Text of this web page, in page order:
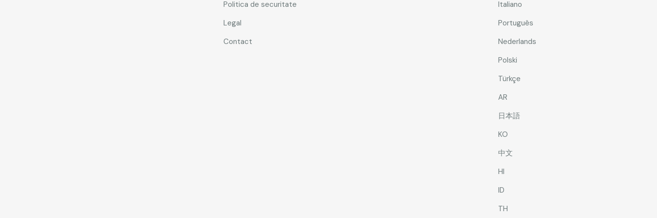
Politica de securitate
Legal
Contact
Italiano
Português
Nederlands
Polski
Türkçe
AR
日本語
KO
中文
HI
ID
TH